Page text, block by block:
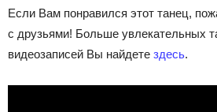
Если Вам понравился этот танец,
с друзьями! Больше увлекательных
видеозаписей Вы найдете здесь.